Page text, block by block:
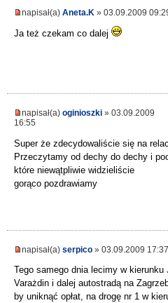
napisał(a) Aneta.K » 03.09.2009
Ja też czekam co dalej
napisał(a) oginioszki » 03.09.2009
16:55
Super że zdecydowaliście się na
Przeczytamy od dechy do dechy i
które niewątpliwie widzieliście
gorąco pozdrawiamy
napisał(a) serpico » 03.09.2009 17:37
Tego samego dnia lecimy w
Varażdin i dalej autostradą na
by uniknąć opłat, na drogę nr 1 w